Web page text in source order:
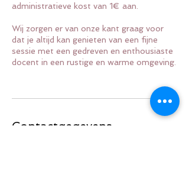
administratieve kost van 1€ aan.
Wij zorgen er van onze kant graag voor
dat je altijd kan genieten van een fijne
sessie met een gedreven en enthousiaste
docent in een rustige en warme omgeving.
Contactgegevens